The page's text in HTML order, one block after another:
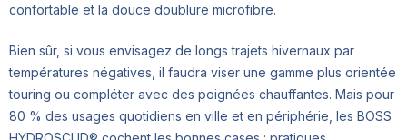
confortable et la douce doublure microfibre.
Bien sûr, si vous envisagez de longs trajets hivernaux par
températures négatives, il faudra viser une gamme plus orientée
touring ou compléter avec des poignées chauffantes. Mais pour
80 % des usages quotidiens en ville et en périphérie, les BOSS